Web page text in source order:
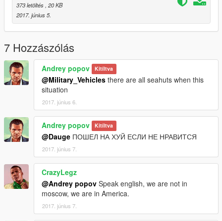
373 letöltés , 20 KB
2017. június 5.
7 Hozzászólás
Andrey popov Kitíltva
@Military_Vehicles there are all seahuts when this
situation
2017. június 6.
Andrey popov Kitíltva
@Dauge ПОШЕЛ НА ХУЙ ЕСЛИ НЕ НРАВИТСЯ
2017. június 7.
CrazyLegz
@Andrey popov Speak english, we are not in
moscow, we are in America.
2017. június 7.